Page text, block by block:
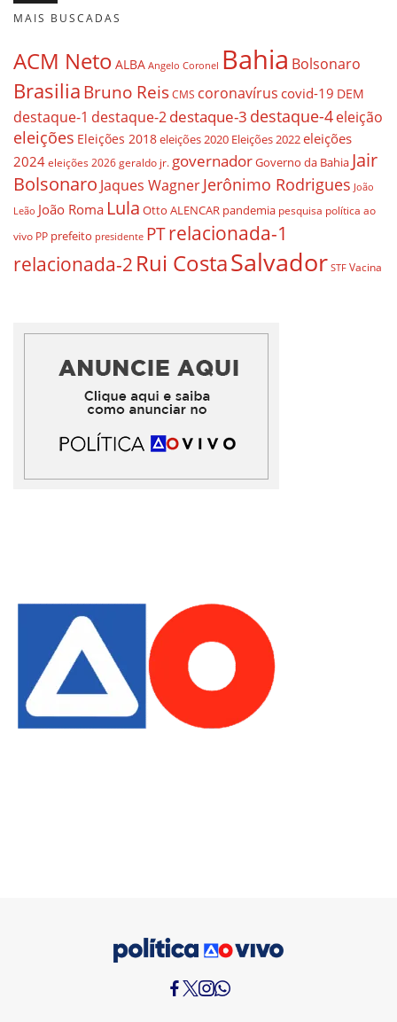
MAIS BUSCADAS
ACM Neto ALBA Angelo Coronel Bahia Bolsonaro
BrasiliaBruno ReisCMS coronavírus covid-19 DEM
destaque-1 destaque-2destaque-3 destaque-4eleição
eleições Eleições 2018eleições 2020 Eleições 2022eleições
2024 eleições 2026 geraldo jr. governadorGoverno da Bahia Jair
Bolsonaro Jaques WagnerJerônimo Rodrigues João
Leão João Roma Lula Otto ALENCAR pandemia pesquisa política ao
vivo PP prefeito presidente PTrelacionada-1
relacionada-2 Rui CostaSalvador STF Vacina